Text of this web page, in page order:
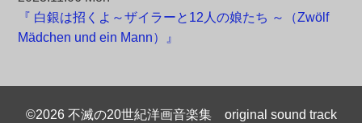
『 白銀は招くよ～ザイラーと12人の娘たち ～（Zwölf
Mädchen und ein Mann）』
©2026 不滅の20世紀洋画音楽集 original sound track